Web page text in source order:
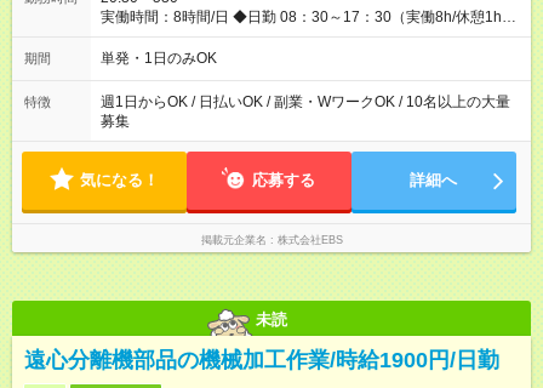
るスキームをご用意しております☆ 【試用期間】試用期間なし
実働時間：8時間/日 ◆日勤 08：30～17：30（実働8h/休憩1h）
◆夜勤 20：30～翌05：30（実働8h/休憩1h） ※勤務地により勤
務時間は多少変動あり ◆希望のシフトで働ける！ 希望の勤務日
夜勤・深夜・早朝のお仕事もございます
期間 単発・1日のみOK
特徴
週1日からOK / 日払いOK / 副業・WワークOK / 10名以上の大量
募集
気になる！ 応募する 詳細へ
掲載元企業名 株式会社EBS
未読
遠心分離機部品の機械加工作業/時給1900円/日勤